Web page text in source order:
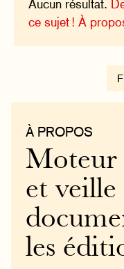
Aucun résultat.
ce sujet ! À
À PROPOS
Moteur
et veille
les